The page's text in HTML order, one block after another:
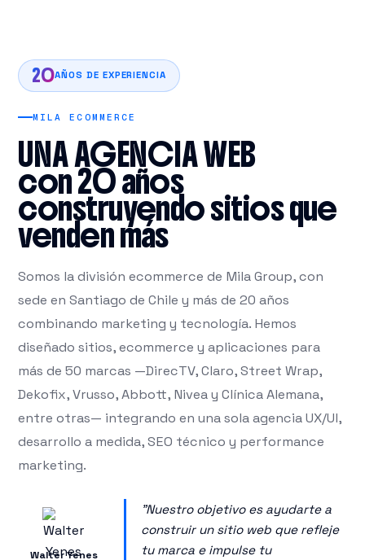
20AÑOS DE EXPERIENCIA
MILA ECOMMERCE
UNA AGENCIA WEB
con 20 años
construyendo sitios que
venden más
Somos la división ecommerce de Mila Group, con
sede en Santiago de Chile y más de 20 años
combinando marketing y tecnología. Hemos
diseñado sitios, ecommerce y aplicaciones para
más de 50 marcas —DirecTV, Claro, Street Wrap,
Dekofix, Vrusso, Abbott, Nivea y Clínica Alemana,
entre otras— integrando en una sola agencia UX/UI,
desarrollo a medida, SEO técnico y performance
marketing.
Walter Yenes
"Nuestro objetivo es ayudarte a
construir un sitio web que refleje
tu marca e impulse tu